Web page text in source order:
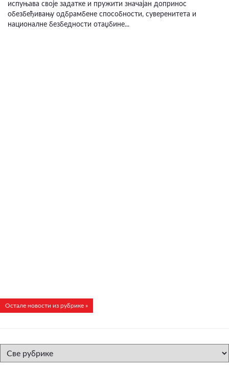
испуњава своје задатке и пружити значајан допринос
обезбеђивању одбрамбене способности, суверенитета и
националне безбедности отаџбине...
Остале новости из рубрике »